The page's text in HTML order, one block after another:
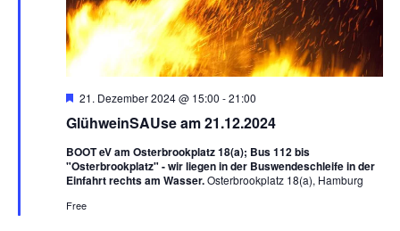
GlühweinSAUse am 21.12.2024
H
r
o
r
g
h
21. Dezember 2024 @ 15:00 -21:00
BOOT eV am Osterbrookplatz 18(a); Bus 112 bis
"Osterbrookplatz" - wir liegen in der Buswendeschleife in der
Einfahrt rechts am Wasser.Osterbrookplatz 18(a), Hamburg
Free